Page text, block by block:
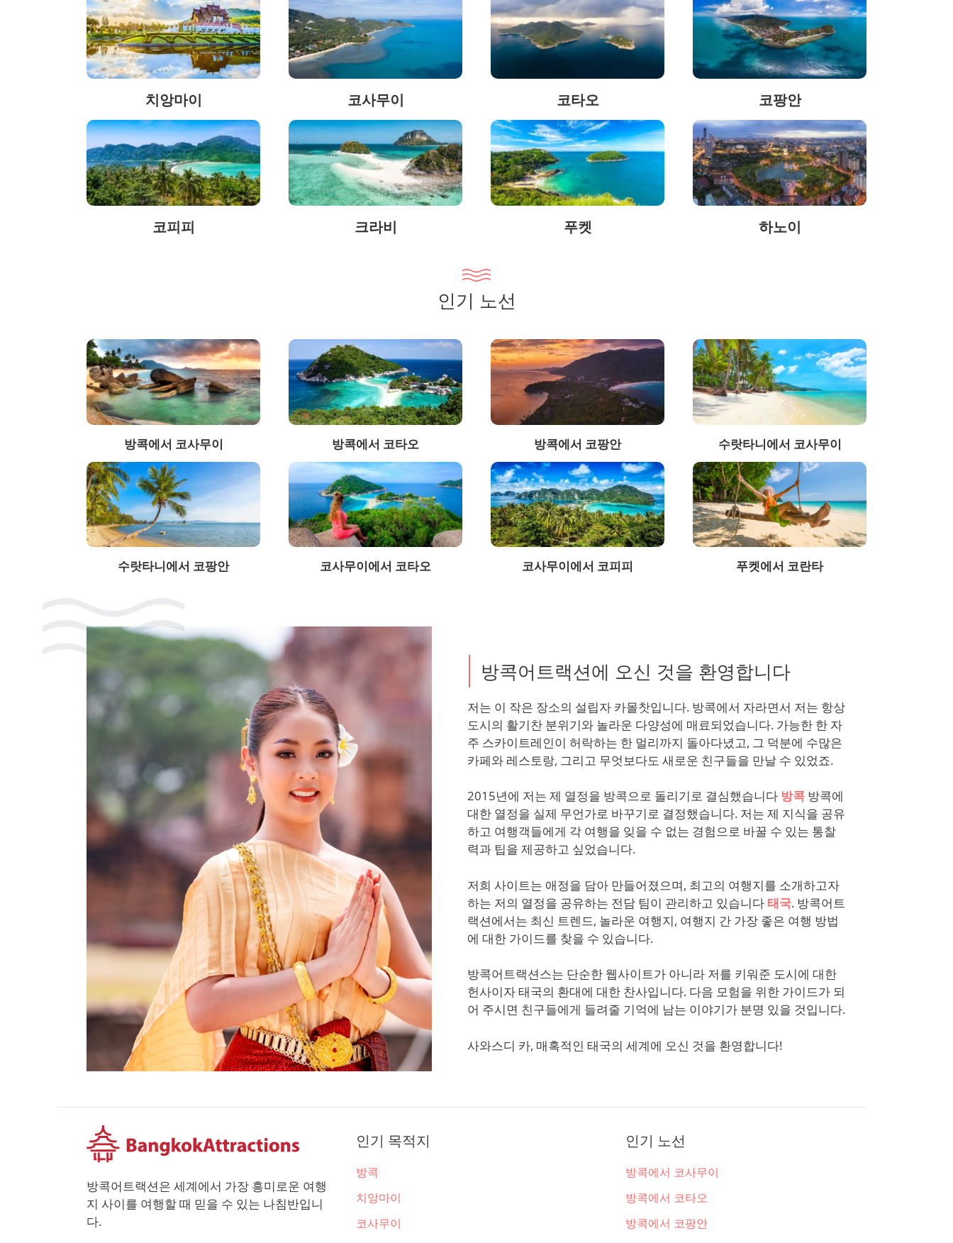
치앙마이 코사무이 코타오 코팡안
코피피 크라비 푸켓 하노이
인기 노선
방콕에서 코사무이 방콕에서 코타오 방콕에서 코팡안 수랏타니에서 코사무이
수랏타니에서 코팡안 코사무이에서 코타오 코사무이에서 코피피 푸켓에서 코란타
방콕어트랙션에 오신 것을 환영합니다
저는 이 작은 장소의 설립자 카몰찻입니다. 방콕에서 자라면서 저는 항상
도시의 활기찬 분위기와 놀라운 다양성에 매료되었습니다. 가능한 한 자
주 스카이트레인이 허락하는 한 멀리까지 돌아다녔고, 그 덕분에 수많은
카페와 레스토랑, 그리고 무엇보다도 새로운 친구들을 만날 수 있었죠.
2015년에 저는 제 열정을 방콕으로 돌리기로 결심했습니다 방콕 방콕에
대한 열정을 실제 무언가로 바꾸기로 결정했습니다. 저는 제 지식을 공유
하고 여행객들에게 각 여행을 잊을 수 없는 경험으로 바꿀 수 있는 통찰
력과 팁을 제공하고 싶었습니다.
저희 사이트는 애정을 담아 만들어졌으며, 최고의 여행지를 소개하고자
하는 저의 열정을 공유하는 전담 팀이 관리하고 있습니다 태국. 방콕어트
랙션에서는 최신 트렌드, 놀라운 여행지, 여행지 간 가장 좋은 여행 방법
에 대한 가이드를 찾을 수 있습니다.
방콕어트랙션스는 단순한 웹사이트가 아니라 저를 키워준 도시에 대한
헌사이자 태국의 환대에 대한 찬사입니다. 다음 모험을 위한 가이드가 되
어 주시면 친구들에게 들려줄 기억에 남는 이야기가 분명 있을 것입니다.
사와스디 카, 매혹적인 태국의 세계에 오신 것을 환영합니다!
방콕어트랙션은 세계에서 가장 흥미로운 여행
지 사이를 여행할 때 믿을 수 있는 나침반입니
다.
인기 목적지
방콕
치앙마이
코사무이
인기 노선
방콕에서 코사무이
방콕에서 코타오
방콕에서 코팡안